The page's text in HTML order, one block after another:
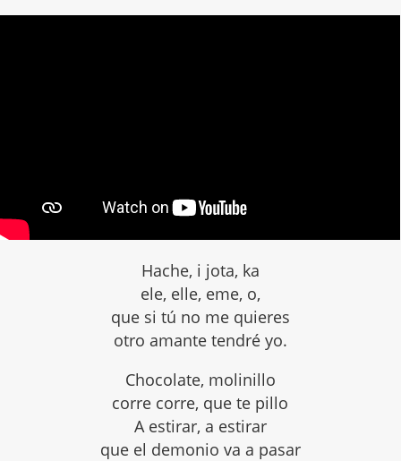
Hache, i jota, ka
ele, elle, eme, o,
que si tú no me quieres
otro amante tendré yo.
Chocolate, molinillo
corre corre, que te pillo
A estirar, a estirar
que el demonio va a pasar